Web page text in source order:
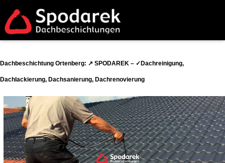
Dachbeschichtung Ortenberg: ↗️ SPODAREK – ✓Dachreinigung,
Dachlackierung, Dachsanierung, Dachrenovierung